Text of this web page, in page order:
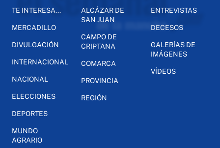
TE INTERESA...
MERCADILLO
DIVULGACIÓN
INTERNACIONAL
NACIONAL
ELECCIONES
DEPORTES
MUNDO
AGRARIO
ALCÁZAR DE
SAN JUAN
CAMPO DE
CRIPTANA
COMARCA
PROVINCIA
REGIÓN
ENTREVISTAS
DECESOS
GALERÍAS DE
IMÁGENES
VÍDEOS